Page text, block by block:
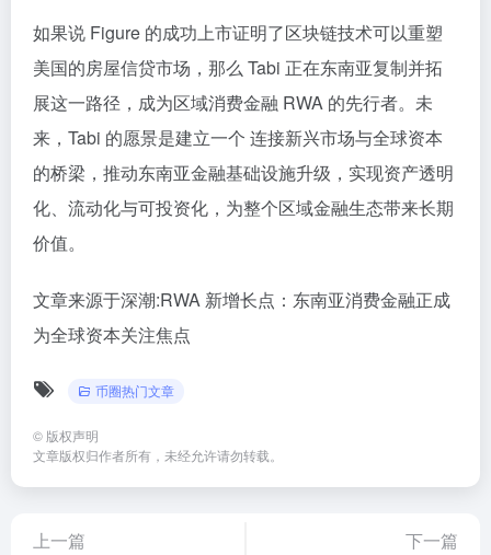
如果说 Figure 的成功上市证明了区块链技术可以重塑
美国的房屋信贷市场，那么 Tabi 正在东南亚复制并拓
展这一路径，成为区域消费金融 RWA 的先行者。未
来，Tabi 的愿景是建立一个 连接新兴市场与全球资本
的桥梁，推动东南亚金融基础设施升级，实现资产透明
化、流动化与可投资化，为整个区域金融生态带来长期
价值。
文章来源于深潮:RWA 新增长点：东南亚消费金融正成
为全球资本关注焦点
币圈热门文章
© 版权声明
文章版权归作者所有，未经允许请勿转载。
上一篇 下一篇